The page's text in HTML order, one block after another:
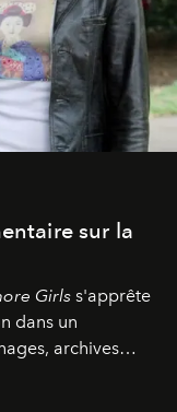
sur la
Girls s'apprête
dans un
archives
d'un phénomène